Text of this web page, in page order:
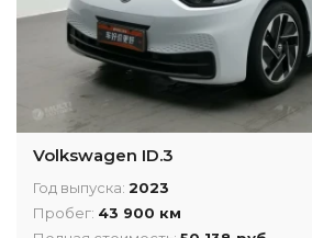
Volkswagen ID.3
Год выпуска: 2023
Пробег: 43 900 км